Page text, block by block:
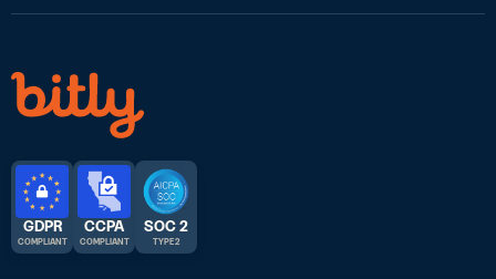
GDPR
COMPLIANT
CCPA
COMPLIANT
SOC 2
TYPE 2